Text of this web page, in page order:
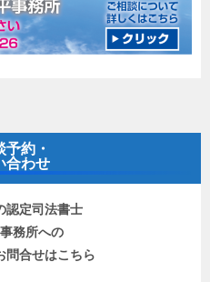
予約・
合わせ
認定司法書士
務所への
問合せはこちら